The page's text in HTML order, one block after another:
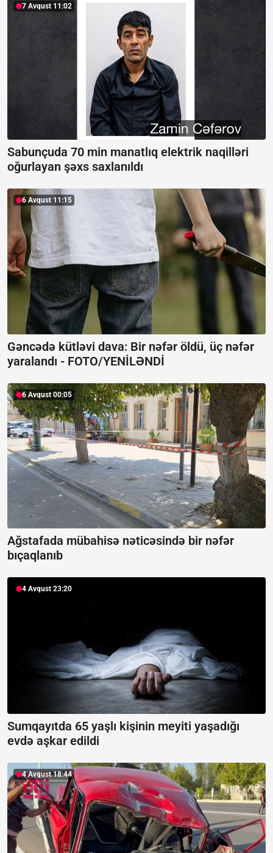
7 Avqust 11:02
Sabunçuda 70 min manatlıq elektrik naqilləri
oğurlayan şəxs saxlanıldı
6 Avqust 11:15
Gəncədə kütləvi dava: Bir nəfər öldü, üç nəfər
yaralandı - FOTO/YENİLƏNDİ
6 Avqust 00:05
Ağstafada mübahisə nəticəsində bir nəfər
bıçaqlanıb
4 Avqust 23:20
Sumqayıtda 65 yaşlı kişinin meyiti yaşadığı
evdə aşkar edildi
4 Avqust 18:44